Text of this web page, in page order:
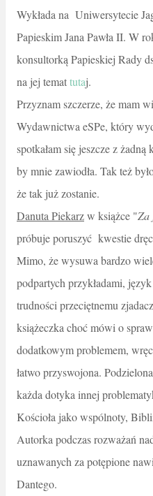
Wykłada na Uniwersytecie
Papieskim Jana Pawła II. W
konsultorką Papieskiej Rady
na jej temattutaj.
Przyznam szczerze, że mam
Wydawnictwa eSPe, który
spotkałam się jeszcze z
by mnie zawiodła. Tak też
że tak już zostanie.
Danuta Piekarzw książce "Za
próbuje poruszyć kwestie
Mimo, że wysuwa bardzo
podpartych przykładami,
trudności przeciętnemu
książeczka choć mówi o
dodatkowym problemem,
łatwo przyswojona.
każda dotyka innej
Kościoła jako wspólnoty,
Autorka podczas rozważań
uznawanych za potępione
Dantego.